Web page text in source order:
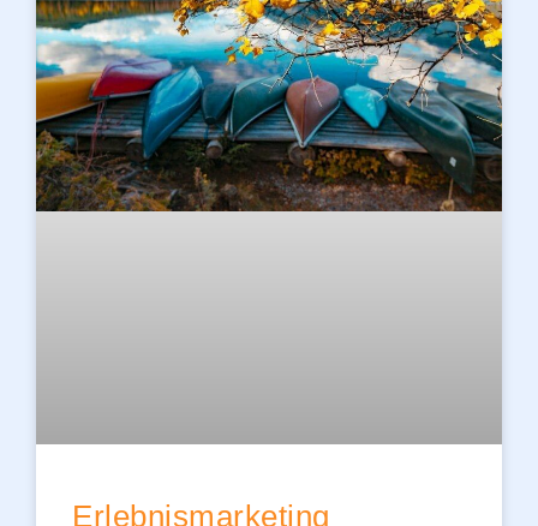
Erlebnismarketing